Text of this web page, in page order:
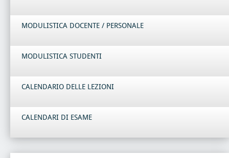
MODULISTICA DOCENTE / PERSONALE
MODULISTICA STUDENTI
CALENDARIO DELLE LEZIONI
CALENDARI DI ESAME